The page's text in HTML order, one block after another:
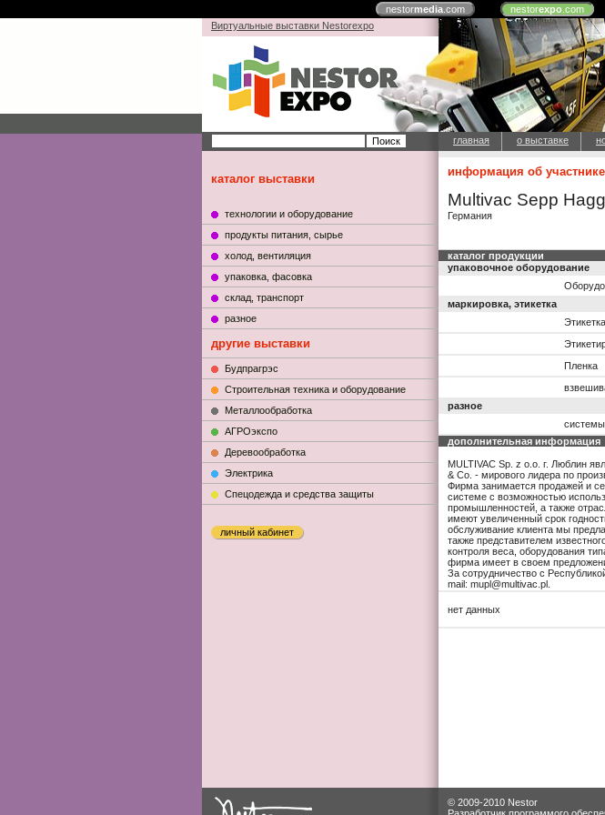
nestormedia.com nestorexpo.com
Виртуальные выставки Nestorexpo
главная о выставке
каталог выставки
технологии и оборудование
продукты питания, сырье
холод, вентиляция
упаковка, фасовка
склад, транспорт
разное
другие выставки
Будпрагрэс
Строительная техника и оборудование
Металлообработка
АГРОэкспо
Деревообработка
Электрика
Cпецодежда и средства защиты
личный кабинет
информация об участнике
Multivac Sepp
Германия
каталог продукции
упаковочное оборудование
маркировка, этикетка
Этикетка
Пленка
разное
системы
дополнительная информация
MULTIVAC Sp. z o.o. г. Люблин
& Co. - мирового лидера по
Фирма занимается продажей и
системе с возможностью
промышленностей, а также
имеют увеличенный срок
обслуживание клиента мы
также представителем
контроля веса, оборудования
фирма имеет в своем
За сотрудничество с
mail: mupl@multivac.pl.
нет данных
© 2009-2010 Nestor